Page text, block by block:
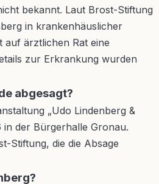
bekannt. Laut Brost-Stiftung
in krankenhäuslicher
auf ärztlichen Rat eine
zur Erkrankung wurden
abgesagt?
„Udo Lindenberg &
in der Bürgerhalle Gronau.
Stiftung, die die Absage